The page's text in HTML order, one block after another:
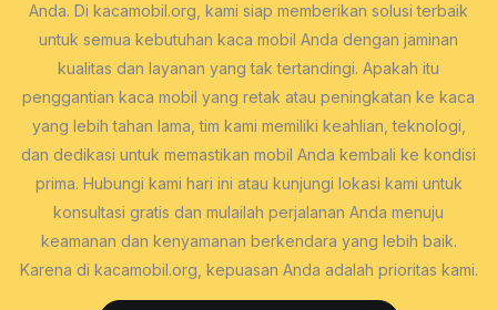
Anda. Di kacamobil.org, kami siap memberikan solusi terbaik
untuk semua kebutuhan kaca mobil Anda dengan jaminan
kualitas dan layanan yang tak tertandingi. Apakah itu
penggantian kaca mobil yang retak atau peningkatan ke kaca
yang lebih tahan lama, tim kami memiliki keahlian, teknologi,
dan dedikasi untuk memastikan mobil Anda kembali ke kondisi
prima. Hubungi kami hari ini atau kunjungi lokasi kami untuk
konsultasi gratis dan mulailah perjalanan Anda menuju
keamanan dan kenyamanan berkendara yang lebih baik.
Karena di kacamobil.org, kepuasan Anda adalah prioritas kami.